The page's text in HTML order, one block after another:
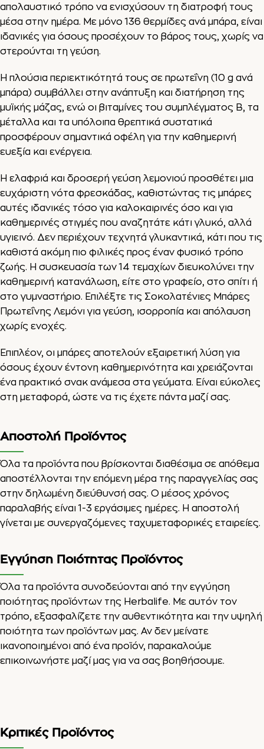
απολαυστικό τρόπο να ενισχύσουν τη διατροφή τους
μέσα στην ημέρα. Με μόνο 136 θερμίδες ανά μπάρα, είναι
ιδανικές για όσους προσέχουν το βάρος τους, χωρίς να
στερούνται τη γεύση.
Η πλούσια περιεκτικότητά τους σε πρωτεΐνη (10 g ανά
μπάρα) συμβάλλει στην ανάπτυξη και διατήρηση της
μυϊκής μάζας, ενώ οι βιταμίνες του συμπλέγματος Β, τα
μέταλλα και τα υπόλοιπα θρεπτικά συστατικά
προσφέρουν σημαντικά οφέλη για την καθημερινή
ευεξία και ενέργεια.
Η ελαφριά και δροσερή γεύση λεμονιού προσθέτει μια
ευχάριστη νότα φρεσκάδας, καθιστώντας τις μπάρες
αυτές ιδανικές τόσο για καλοκαιρινές όσο και για
καθημερινές στιγμές που αναζητάτε κάτι γλυκό, αλλά
υγιεινό. Δεν περιέχουν τεχνητά γλυκαντικά, κάτι που τις
καθιστά ακόμη πιο φιλικές προς έναν φυσικό τρόπο
ζωής. Η συσκευασία των 14 τεμαχίων διευκολύνει την
καθημερινή κατανάλωση, είτε στο γραφείο, στο σπίτι ή
στο γυμναστήριο. Επιλέξτε τις Σοκολατένιες Μπάρες
Πρωτεΐνης Λεμόνι για γεύση, ισορροπία και απόλαυση
χωρίς ενοχές.
Επιπλέον, οι μπάρες αποτελούν εξαιρετική λύση για
όσους έχουν έντονη καθημερινότητα και χρειάζονται
ένα πρακτικό σνακ ανάμεσα στα γεύματα. Είναι εύκολες
στη μεταφορά, ώστε να τις έχετε πάντα μαζί σας.
Αποστολή Προϊόντος
Όλα τα προϊόντα που βρίσκονται διαθέσιμα σε απόθεμα
αποστέλλονται την επόμενη μέρα της παραγγελίας σας
στην δηλωμένη διεύθυνσή σας. Ο μέσος χρόνος
παραλαβής είναι 1-3 εργάσιμες ημέρες. Η αποστολή
γίνεται με συνεργαζόμενες ταχυμεταφορικές εταιρείες.
Εγγύηση Ποιότητας Προϊόντος
Όλα τα προϊόντα συνοδεύονται από την εγγύηση
ποιότητας προϊόντων της Herbalife. Με αυτόν τον
τρόπο, εξασφαλίζετε την αυθεντικότητα και την υψηλή
ποιότητα των προϊόντων μας. Αν δεν μείνατε
ικανοποιημένοι από ένα προϊόν, παρακαλούμε
επικοινωνήστε μαζί μας για να σας βοηθήσουμε.
Κριτικές Προϊόντος